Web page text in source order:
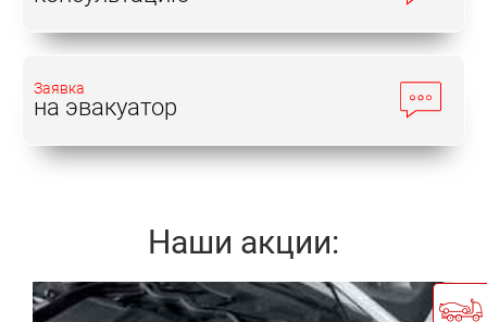
Заявка
на эвакуатор
Наши акции:
Записаться